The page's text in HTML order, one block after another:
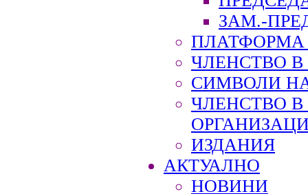
ЗАМ.-
ПЛАТФОРМА
ЧЛЕНСТВО В
СИМВОЛИ
ЧЛЕНСТВО
ИЗДАНИЯ
АКТУАЛНО
НОВИНИ